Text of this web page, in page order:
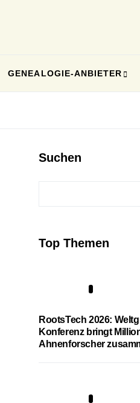
GENEALOGIE-ANBIETER
Suchen
Top Themen
RootsTech 2026:
Konferenz bringt
Ahnenforscher